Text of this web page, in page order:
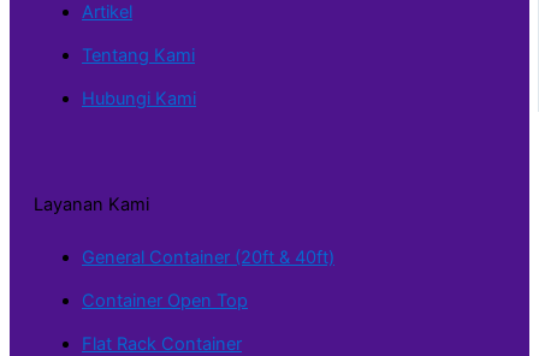
Artikel
Tentang Kami
Hubungi Kami
Layanan Kami
General Container (20ft & 40ft)
Container Open Top
Flat Rack Container